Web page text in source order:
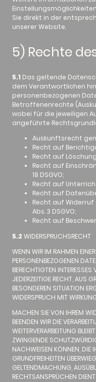
Sie direkt in der
unserer Website.
5) Rechte
5.1 Das geltende
dem Verantwortlichen
personenbezogenen
Betroffenenrechte
wobei für die jeweiligen
angeführte
Auskunftsrecht
Recht auf
Recht auf
Recht auf
18 DSGVO;
Recht auf
Recht auf
Recht auf Widerruf
Abs. 3 DSGVO;
Recht auf
5.2 WIDERSPRUCHSRECHT
WENN WIR IM RAHMEN
PERSONENBEZOGENEN
BERECHTIGTEN INTERESSES
JEDERZEITIGE RECHT, AUS
BESONDEREN SITUATION
WIDERSPRUCH MIT
MACHEN SIE VON IHREM
BEENDEN WIR DIE
WEITERVERARBEITUNG
ZWINGENDE
NACHWEISEN KÖNNEN, DIE
GRUNDFREIHEITEN
GELTENDMACHUNG,
RECHTSANSPRÜCHEN DIENT.